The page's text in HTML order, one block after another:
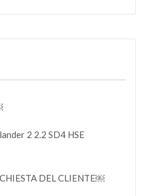
2 2.2 SD4 HSE
DEL CLIENTE￼